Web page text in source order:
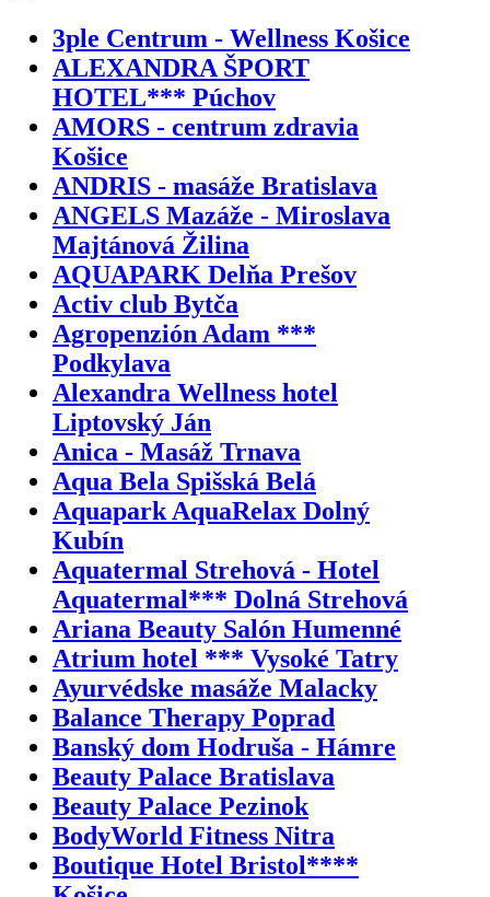
3ple Centrum - Wellness Košice
ALEXANDRA ŠPORT
HOTEL*** Púchov
AMORS - centrum zdravia
Košice
ANDRIS - masáže Bratislava
ANGELS Mazáže - Miroslava
Majtánová Žilina
AQUAPARK Delňa Prešov
Activ club Bytča
Agropenzión Adam ***
Podkylava
Alexandra Wellness hotel
Liptovský Ján
Anica - Masáž Trnava
Aqua Bela Spišská Belá
Aquapark AquaRelax Dolný
Kubín
Aquatermal Strehová - Hotel
Aquatermal*** Dolná Strehová
Ariana Beauty Salón Humenné
Atrium hotel *** Vysoké Tatry
Ayurvédske masáže Malacky
Balance Therapy Poprad
Banský dom Hodruša - Hámre
Beauty Palace Bratislava
Beauty Palace Pezinok
BodyWorld Fitness Nitra
Boutique Hotel Bristol****